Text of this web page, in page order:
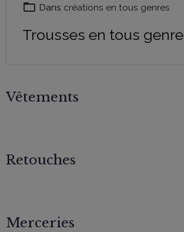
Dans créations en tous genres
Trousses en tous genre
Vêtements
Retouches
Merceries